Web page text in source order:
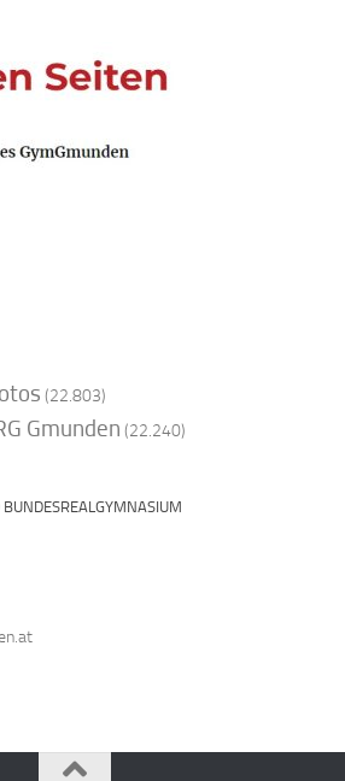
(22.803)
Gmunden (22.240)